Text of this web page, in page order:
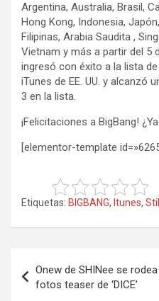
Argentina, Australia, Brasil,
Hong Kong, Indonesia,
Filipinas, Arabia Saudita ,
Vietnam y más a partir del 5
ingresó con éxito a la lista
iTunes de EE. UU. y alcanzó
3 en la lista.
¡Felicitaciones a BigBang!
[elementor-template
Etiquetas: BIGBANG, Itunes,
de
Onew de SHINee se
fotos teaser de ‘DICE’